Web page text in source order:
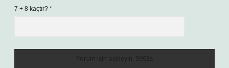
7 + 8 kaçtır? *